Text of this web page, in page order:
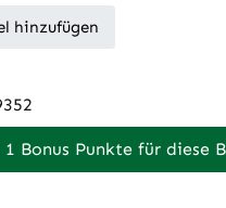
hinzufügen
Bonus Punkte für diese